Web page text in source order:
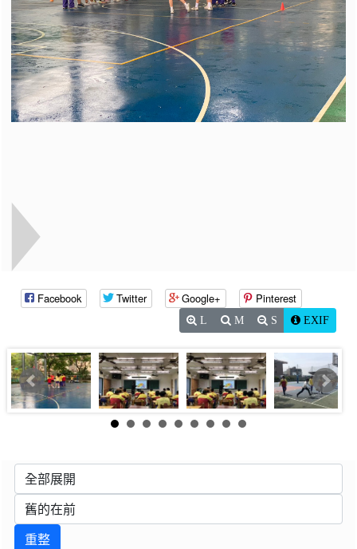
Facebook Twitter Google+ Pinterest
L M S EXIF
重整